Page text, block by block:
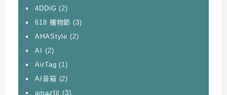
4DDiG (2)
618 購物節 (3)
AHAStyle (2)
AI (2)
AirTag (1)
AI音箱 (2)
amazfit (3)